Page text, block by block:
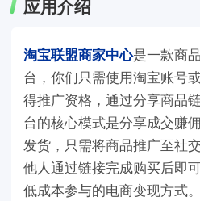
应用介绍
淘宝联盟商家中心是一款商
台，你们只需使用淘宝账号
得推广资格，通过分享商品
台的核心模式是分享成交赚
发货，只需将商品推广至社
他人通过链接完成购买后即
低成本参与的电商变现方式